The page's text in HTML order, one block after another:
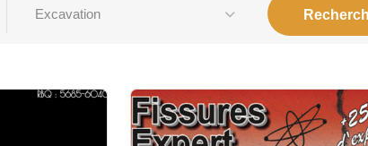
Excavation